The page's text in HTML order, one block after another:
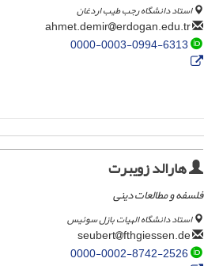
استاد دانشگاه رجب طیب اردغان
erdogan.edu.tr
0000-0003-0994-6313
هارالد زویبرت
فلسفه و مطالعات دینی
استاد دانشگاه الهیات بازل سوئیس
fthgiessen.de
0000-0002-8742-2526